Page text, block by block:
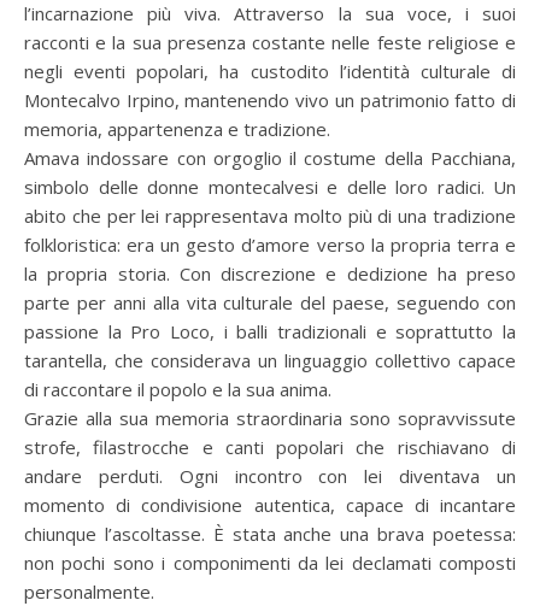
l’incarnazione più viva. Attraverso la sua voce, i suoi
racconti e la sua presenza costante nelle feste religiose e
negli eventi popolari, ha custodito l’identità culturale di
Montecalvo Irpino, mantenendo vivo un patrimonio fatto di
memoria, appartenenza e tradizione.
Amava indossare con orgoglio il costume della Pacchiana,
simbolo delle donne montecalvesi e delle loro radici. Un
abito che per lei rappresentava molto più di una tradizione
folkloristica: era un gesto d’amore verso la propria terra e
la propria storia. Con discrezione e dedizione ha preso
parte per anni alla vita culturale del paese, seguendo con
passione la Pro Loco, i balli tradizionali e soprattutto la
tarantella, che considerava un linguaggio collettivo capace
di raccontare il popolo e la sua anima.
Grazie alla sua memoria straordinaria sono sopravvissute
strofe, filastrocche e canti popolari che rischiavano di
andare perduti. Ogni incontro con lei diventava un
momento di condivisione autentica, capace di incantare
chiunque l’ascoltasse. È stata anche una brava poetessa:
non pochi sono i componimenti da lei declamati composti
personalmente.